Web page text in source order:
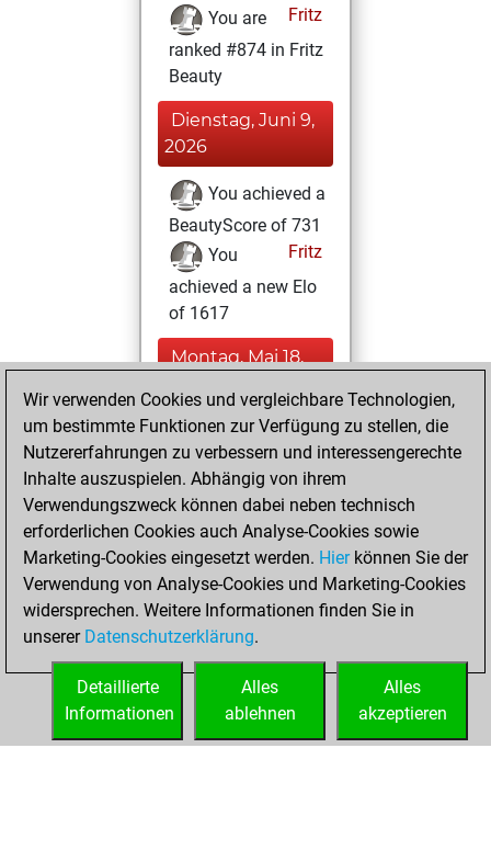
Fritz
You are
ranked #874 in Fritz
Beauty
Dienstag, Juni 9,
2026
You achieved a
BeautyScore of 731
Fritz
You
achieved a new Elo
of 1617
Montag, Mai 18,
You played 400
blitz games
Play
You scored
+166 =7 -227 in blitz
Montag, März 30,
2026
You created
your Fritz account
Wir verwenden Cookies und vergleichbare Technologien,
um bestimmte Funktionen zur Verfügung zu stellen, die
Nutzererfahrungen zu verbessern und interessengerechte
Inhalte auszuspielen. Abhängig von ihrem
Verwendungszweck können dabei neben technisch
erforderlichen Cookies auch Analyse-Cookies sowie
Marketing-Cookies eingesetzt werden. Hierkönnen Sie der
Verwendung von Analyse-Cookies und Marketing-Cookies
widersprechen. Weitere Informationen finden Sie in
unserer Datenschutzerklärung.
Alles
akzeptieren
Alles
ablehnen
Detaillierte
Informationen